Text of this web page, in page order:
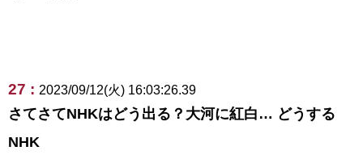
27 : 2023/09/12(火) 16:03:26.39
さてさてNHKはどう出る？大河に紅白… どうする
NHK